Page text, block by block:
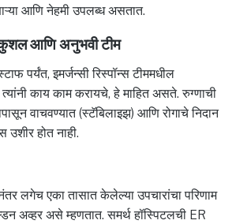
आणि नेहमी उपलब्ध असतात.
कुशल आणि अनुभवी टीम
पर्यंत, इमर्जन्सी रिस्पॉन्स टीममधील
काय काम करायचे, हे माहित असते. रुग्णाची
वाचवण्यात (स्टॅबिलाइझ) आणि रोगाचे निदान
होत नाही.
लगेच एका तासात केलेल्या उपचारांचा परिणाम
अव्हर असे म्हणतात. समर्थ हॉस्पिटलची ER